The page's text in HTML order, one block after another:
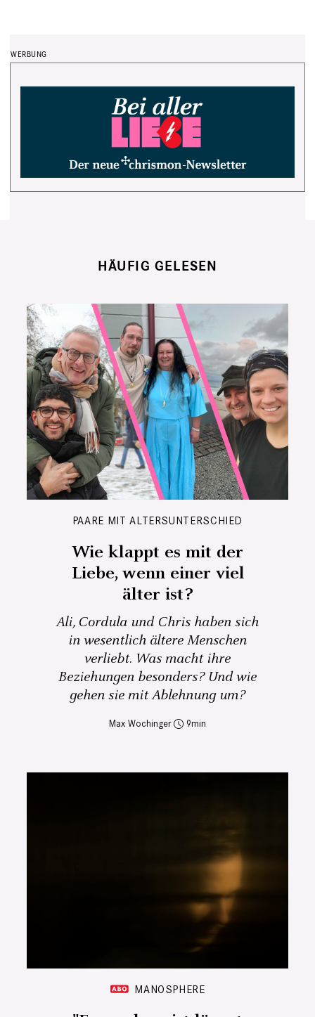
HÄUFIG GELESEN
PAARE MIT ALTERSUNTERSCHIED
Wie klappt es mit der
Liebe, wenn einer viel
älter ist?
Ali, Cordula und Chris haben sich
in wesentlich ältere Menschen
verliebt. Was macht ihre
Beziehungen besonders? Und wie
gehen sie mit Ablehnung um?
Max Wochinger 9
MANOSPHERE